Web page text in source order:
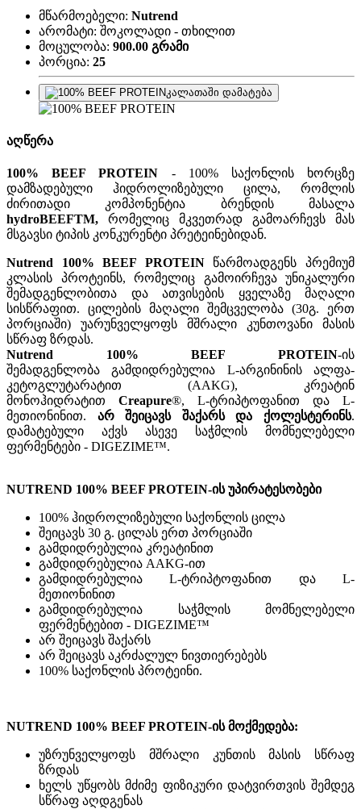
მწარმოებელი: Nutrend
არომატი: შოკოლადი - თხილით
მოცულობა: 900.00 გრამი
პორცია: 25
კალათაში დამატება
აღწერა
100% BEEF PROTEIN - 100% საქონლის ხორცზე
დამზადებული ჰიდროლიზებული ცილა, რომლის
ძირითადი კომპონენტია ბრენდის მასალა
hydroBEEFTM, რომელიც მკვეთრად გამოარჩევს მას
მსგავსი ტიპის კონკურენტი პრეტეინებიდან.
Nutrend 100% BEEF PROTEIN წარმოადგენს პრემიუმ
კლასის პროტეინს, რომელიც გამოირჩევა უნიკალური
შემადგენლობითა და ათვისების ყველაზე მაღალი
სისწრაფით. ცილების მაღალი შემცველობა (30გ. ერთ
პორციაში) უარუნველყოფს მშრალი კუნთოვანი მასის
სწრაფ ზრდას.
Nutrend 100% BEEF PROTEIN-ის
შემადგენლობა
გამდიდრებულია L-არგინინის ალფა-
კეტოგლუტარატით (AAKG), კრეატინ
მონოჰიდრატით Creapure®, L-ტრიპტოფანით და L-
მეთიონინით. არ შეიცავს შაქარს და ქოლესტერინს.
დამატებული აქვს ასევე საჭმლის მომნელებელი
ფერმენტები - DIGEZIME™.
NUTREND 100% BEEF PROTEIN-ის უპირატესობები
100% ჰიდროლიზებული საქონლის ცილა
შეიცავს 30 გ. ცილას ერთ პორციაში
გამდიდრებულია კრეატინით
გამდიდრებულია AAKG-ით
გამდიდრებულია L-ტრიპტოფანით და L-
მეთიონინით
გამდიდრებულია საჭმლის მომნელებელი
ფერმენტებით - DIGEZIME™
არ შეიცავს შაქარს
არ შეიცავს აკრძალულ ნივთიერებებს
100% საქონლის პროტეინი.
NUTREND 100% BEEF PROTEIN-ის მოქმედება:
უზრუნველყოფს მშრალი კუნთის მასის სწრაფ
ზრდას
ხელს უწყობს მძიმე ფიზიკური დატვირთვის შემდეგ
სწრაფ აღდგენას